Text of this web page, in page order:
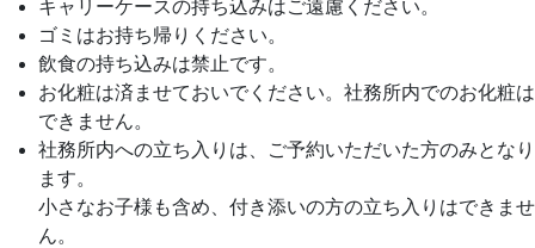
キャリーケースの持ち込みはご遠慮ください。
ゴミはお持ち帰りください。
飲食の持ち込みは禁止です。
お化粧は済ませておいでください。社務所内でのお化粧は
できません。
社務所内への立ち入りは、ご予約いただいた方のみとなり
ます。
小さなお子様も含め、付き添いの方の立ち入りはできませ
ん。